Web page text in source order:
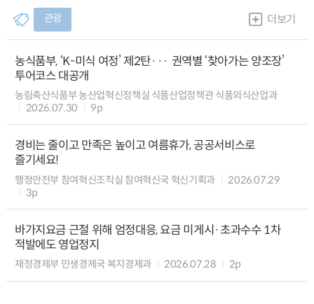
관광 더보기
농식품부, ‘K-미식 여정’ 제2탄··· 권역별 ‘찾아가는 양조장’
투어코스 대공개
농림축산식품부 농산업혁신정책실 식품산업정책관 식품외식산업과
2026.07.30
9p
경비는 줄이고 만족은 높이고 여름휴가, 공공서비스로
즐기세요!
행정안전부 참여혁신조직실 참여혁신국 혁신기획과
2026.07.29
3p
바가지요금 근절 위해 엄정대응, 요금 미게시·초과수수 1차
적발에도 영업정지
재정경제부 민생경제국 복지경제과 2026.07.28 2p